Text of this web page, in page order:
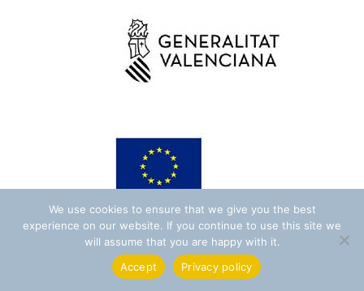
We use cookies to ensure that we give you the best
experience on our website. If you continue to use this site we
will assume that you are happy with it.
Accept
Privacy policy